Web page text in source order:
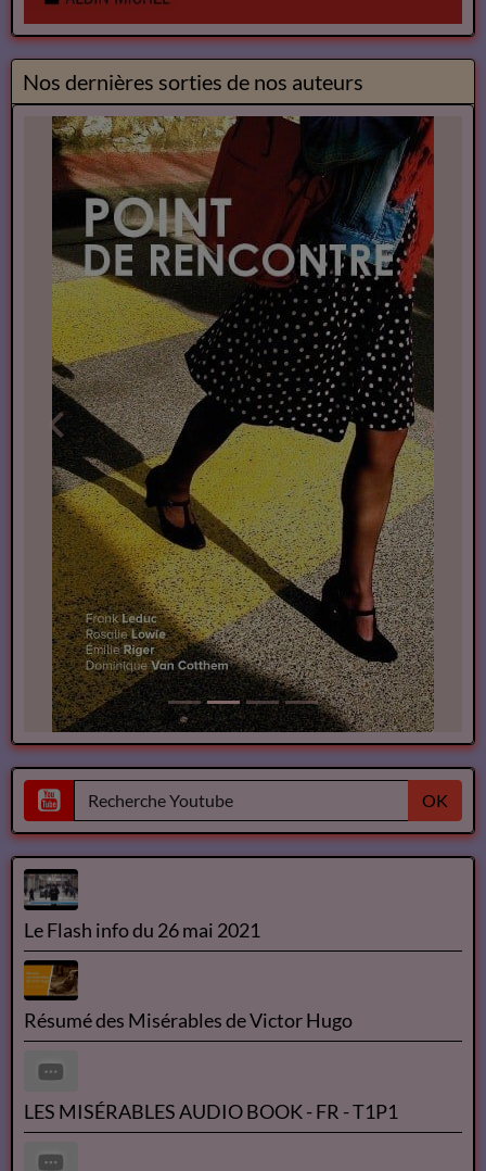
Nos dernières sorties de nos auteurs
OK
Le Flash info du 26 mai 2021
Résumé des Misérables de Victor Hugo
LES MISÉRABLES AUDIO BOOK - FR - T1P1